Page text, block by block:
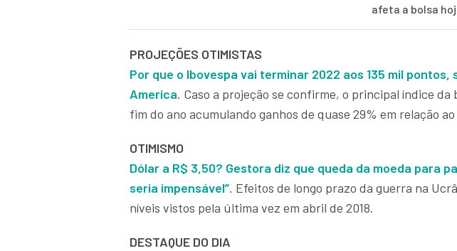
afeta a bolsa
PROJEÇÕES OTIMISTAS
Por que o Ibovespa vai terminar 2022 aos 135 mil
America. Caso a projeção se confirme, o principal índice da
fim do ano acumulando ganhos de quase 29% em relação
OTIMISMO
Dólar a R$ 3,50? Gestora diz que queda da moeda para
seria impensável”. Efeitos de longo prazo da guerra na
níveis vistos pela última vez em abril de 2018.
DESTAQUE DO DIA